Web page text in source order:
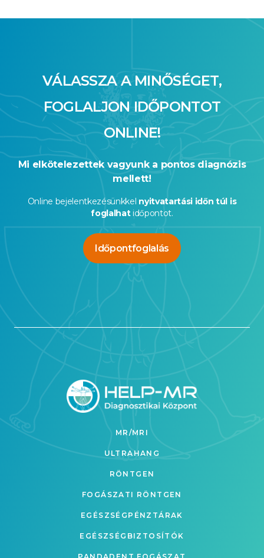
VÁLASSZA A MINŐSÉGET,
FOGLALJON IDŐPONTOT
ONLINE!
Mi elkötelezettek vagyunk a pontos diagnózis
mellett!
Online bejelentkezésünkkel nyitvatartási időn túl is
foglalhatidőpontot.
Időpontfoglalás
MR/MRI
ULTRAHANG
RÖNTGEN
FOGÁSZATI RÖNTGEN
EGÉSZSÉGPÉNZTÁRAK
EGÉSZSÉGBIZTOSÍTÓK